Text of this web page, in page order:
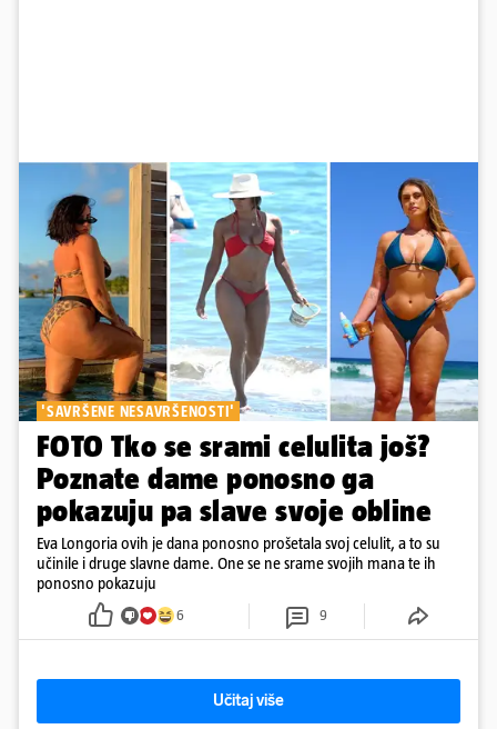
'SAVRŠENE NESAVRŠENOSTI'
FOTO Tko se srami celulita još?
Poznate dame ponosno ga
pokazuju pa slave svoje obline
Eva Longoria ovih je dana ponosno prošetala svoj celulit, a to su
učinile i druge slavne dame. One se ne srame svojih mana te ih
ponosno pokazuju
6 9
Učitaj više